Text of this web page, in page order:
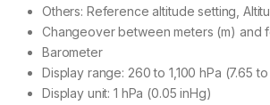
Others: Reference altitude setting,
Changeover between meters (m) and
Barometer
Display range: 260 to 1,100 hPa (7.65
Display unit: 1 hPa (0.05 inHg)